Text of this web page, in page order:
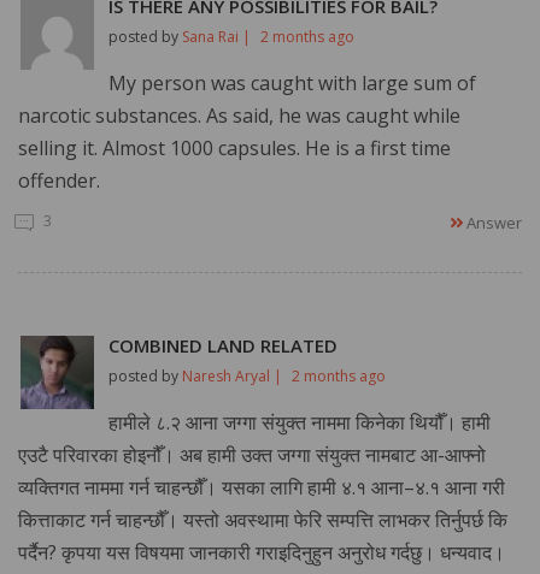
IS THERE ANY POSSIBILITIES FOR BAIL?
posted by Sana Rai | 2 months ago
My person was caught with large sum of
narcotic substances. As said, he was caught while
selling it. Almost 1000 capsules. He is a first time
offender.
3 Answer
COMBINED LAND RELATED
posted by Naresh Aryal | 2 months ago
हामीले ८.२ आना जग्गा संयुक्त नाममा किनेका थियौँ। हामी
एउटै परिवारका होइनौँ। अब हामी उक्त जग्गा संयुक्त नामबाट आ-आफ्नो
व्यक्तिगत नाममा गर्न चाहन्छौँ। यसका लागि हामी ४.१ आना–४.१ आना गरी
कित्ताकाट गर्न चाहन्छौँ। यस्तो अवस्थामा फेरि सम्पत्ति लाभकर तिर्नुपर्छ कि
पर्दैन? कृपया यस विषयमा जानकारी गराइदिनुहुन अनुरोध गर्दछु। धन्यवाद।